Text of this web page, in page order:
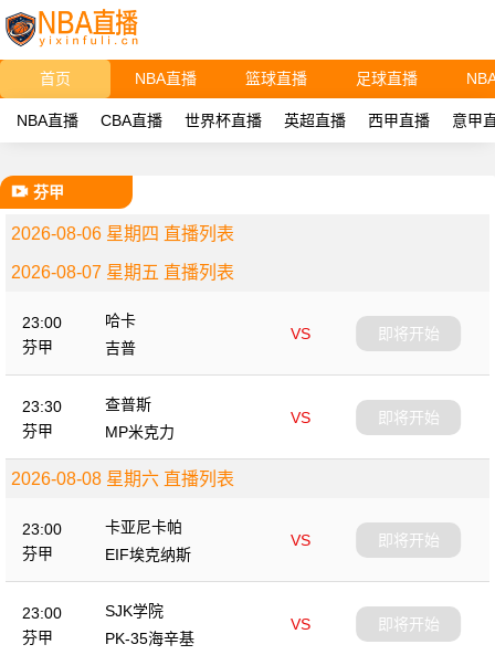
首页 NBA直播 篮球直播 足球直播
NBA直播 CBA直播 世界杯直播 英超直播 西甲直播 意甲
芬甲
2026-08-06 星期四 直播列表
2026-08-07 星期五 直播列表
23:00
芬甲
哈卡
VS
吉普
即将开始
23:30
芬甲
查普斯
VS
MP米克力
即将开始
2026-08-08 星期六 直播列表
23:00
芬甲
卡亚尼卡帕
VS
EIF埃克纳斯
即将开始
23:00
芬甲
SJK学院
VS
PK-35海辛基
即将开始